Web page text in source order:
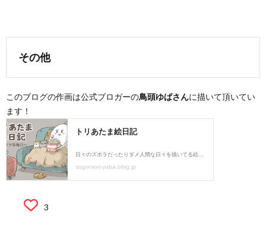
その他
このブログの作画は公式ブロガーの鳥頭ゆばさんに描いて頂いてい
ます！
3